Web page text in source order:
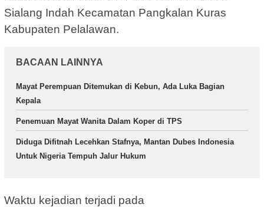
Sialang Indah Kecamatan Pangkalan Kuras
Kabupaten Pelalawan.
BACAAN LAINNYA
Mayat Perempuan Ditemukan di Kebun, Ada Luka Bagian
Kepala
Penemuan Mayat Wanita Dalam Koper di TPS
Diduga Difitnah Lecehkan Stafnya, Mantan Dubes Indonesia
Untuk Nigeria Tempuh Jalur Hukum
Waktu kejadian terjadi pada